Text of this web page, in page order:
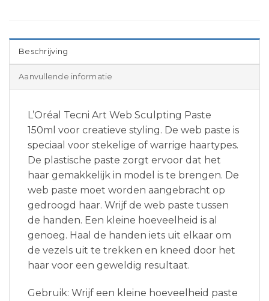
Beschrijving
Aanvullende informatie
L’Oréal Tecni Art Web Sculpting Paste
150ml voor creatieve styling. De web paste is
speciaal voor stekelige of warrige haartypes.
De plastische paste zorgt ervoor dat het
haar gemakkelijk in model is te brengen. De
web paste moet worden aangebracht op
gedroogd haar. Wrijf de web paste tussen
de handen. Een kleine hoeveelheid is al
genoeg. Haal de handen iets uit elkaar om
de vezels uit te trekken en kneed door het
haar voor een geweldig resultaat.
Gebruik: Wrijf een kleine hoeveelheid paste